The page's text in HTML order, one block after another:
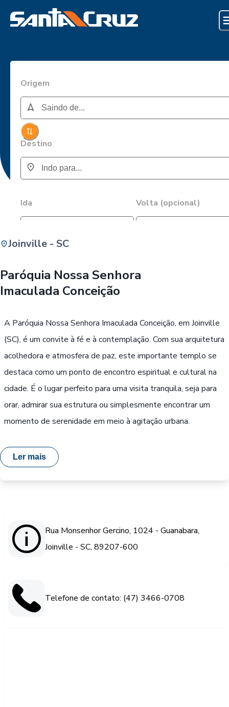
Origem
Destino
Ida Volta (opcional)
i Passe Livre, Idoso ou ID Jovem
Joinville - SC
Paróquia Nossa Senhora
Imaculada Conceição
A Paróquia Nossa Senhora Imaculada Conceição, em Joinville
(SC), é um convite à fé e à contemplação. Com sua arquitetura
acolhedora e atmosfera de paz, este importante templo se
destaca como um ponto de encontro espiritual e cultural na
cidade. É o lugar perfeito para uma visita tranquila, seja para
orar, admirar sua estrutura ou simplesmente encontrar um
momento de serenidade em meio à agitação urbana.
Ler mais
Rua Monsenhor Gercino, 1024 - Guanabara,
Joinville - SC, 89207-600
Telefone de contato: (47) 3466-0708